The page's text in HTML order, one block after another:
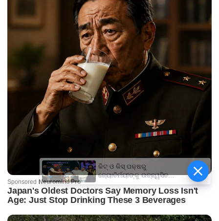
କିଟ୍‍ ଓ କିସ୍‍ ପକ୍ଷରୁ
ଜ୍ୟୋତିର୍ମୟୀଙ୍କୁ ଉଚ୍ଛ୍ୱସିତ
ସମ୍ବର୍ଦ୍ଧନା; ୫ଲକ୍ଷ ଟଙ୍କାର
ପ୍ରୋତ୍ସାହନ ରାଶି ପ୍ରଦାନ